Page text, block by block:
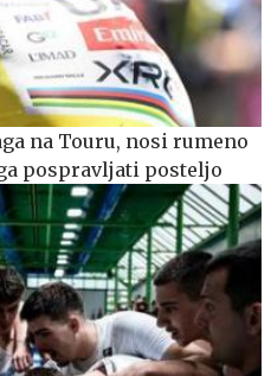
na Touru, nosi rumeno
pospravljati posteljo